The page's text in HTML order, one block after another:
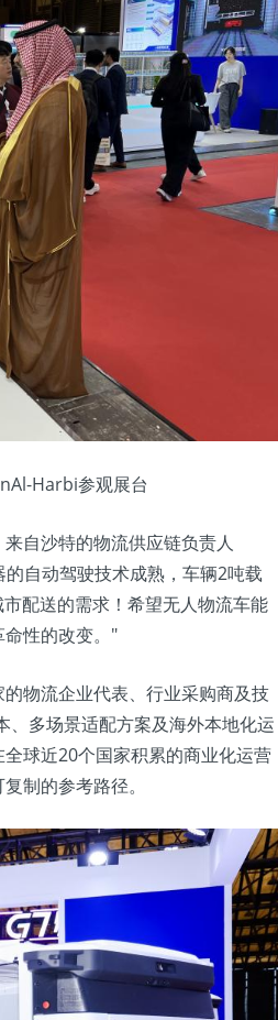
Harbi参观展台
自沙特的物流供应链负责人
自动驾驶技术成熟，车辆2吨载
配送的需求！希望无人物流车能
性的改变。"
物流企业代表、行业采购商及技
多场景适配方案及海外本地化运
球近20个国家积累的商业化运营
制的参考路径。